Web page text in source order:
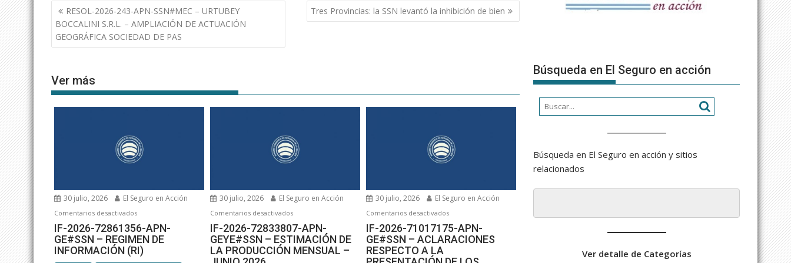
Navegación
de
entradas
RESOL-2026-243-APN-SSN#MEC – URTUBEY
BOCCALINI S.R.L. – AMPLIACIÓN DE ACTUACIÓN
GEOGRÁFICA SOCIEDAD DE PAS
Tres Provincias: la SSN levantó la inhibición de bien
Ver más
30 julio, 2026 El Seguro en Acción
Comentarios desactivadosen
IF-
2026-
72861356-
IF-2026-72861356-APN-
GE#SSN – REGIMEN DE
INFORMACIÓN (RI)
30 julio, 2026 El Seguro en Acción
Comentarios desactivadosen
IF-
2026-
72833807-
IF-2026-72833807-APN-
GEYE#SSN – ESTIMACIÓN DE
LA PRODUCCIÓN MENSUAL –
30 julio, 2026 El Seguro en Acción
Comentarios desactivadosen
IF-
2026-
IF-2026-71017175-APN-
GE#SSN – ACLARACIONES
RESPECTO A LA
Búsqueda en El Seguro en acción
Búsqueda en El Seguro en acción y sitios
relacionados
Ver detalle de Categorías